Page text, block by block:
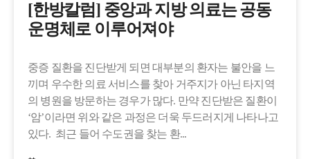
[한방칼럼] 중앙과 지방 의료는 공동
운명체로 이루어져야
중증 질환을 진단받게 되면 대부분의 환자는 불안을 느
끼며 우수한 의료 서비스를 찾아 거주지가 아닌 타지역
의 병원을 방문하는 경우가 많다. 만약 진단받은 질환이
‘암’이라면 위와 같은 과정은 더욱 두드러지게 나타나고
있다. 최근 들어 수도권을 찾는 환...